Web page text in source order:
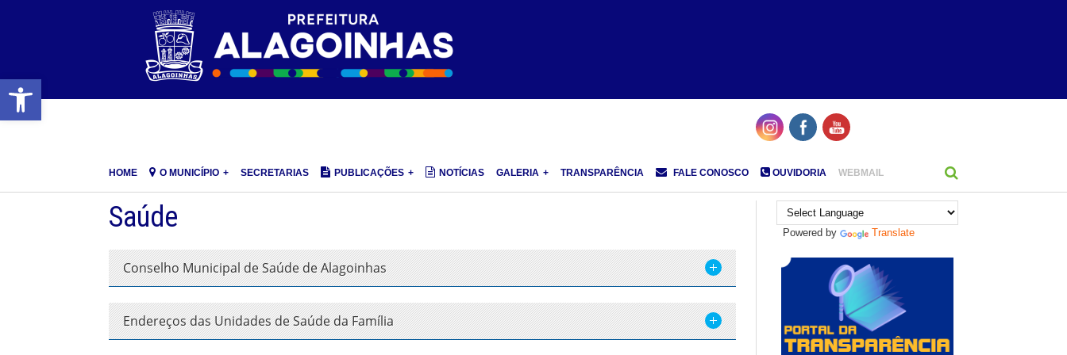
Barra de Ferramentas Aberta
HOME O MUNICÍPIO SECRETARIAS PUBLICAÇÕES NOTÍCIAS GALERIA TRANSPARÊNCIA FALE CONOSCO OUVIDORIA WEBMAIL
Saúde
Conselho Municipal de Saúde de Alagoinhas
Endereços das Unidades de Saúde da Família
Powered by Translate